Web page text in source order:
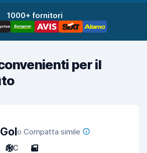
1000+ fornitori
per il
o Compatta simile
A/C 5